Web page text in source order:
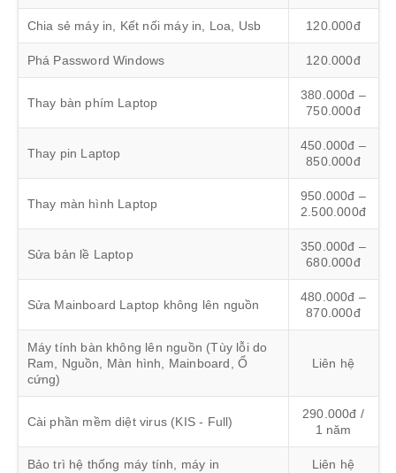
Chia sẻ máy in, Kết nối máy in, Loa, Usb 120.000đ
Phá Password Windows 120.000đ
Thay bàn phím Laptop
380.000đ –
750.000đ
Thay pin Laptop
450.000đ –
850.000đ
Thay màn hình Laptop
950.000đ –
2.500.000đ
Sửa bản lề Laptop
350.000đ –
680.000đ
Sửa Mainboard Laptop không lên nguồn
480.000đ –
870.000đ
Máy tính bàn không lên nguồn (Tùy lỗi do
Ram, Nguồn, Màn hình, Mainboard, Ổ
cứng)
Liên hệ
Cài phần mềm diệt virus (KIS - Full)
290.000đ /
1 năm
Bảo trì hệ thống máy tính, máy in Liên hệ